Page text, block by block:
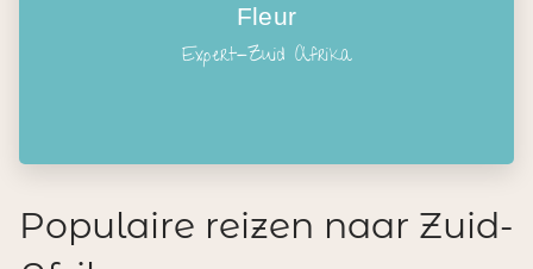
Fleur
Expert-Zuid Afrika
Populaire reizen naar Zuid-